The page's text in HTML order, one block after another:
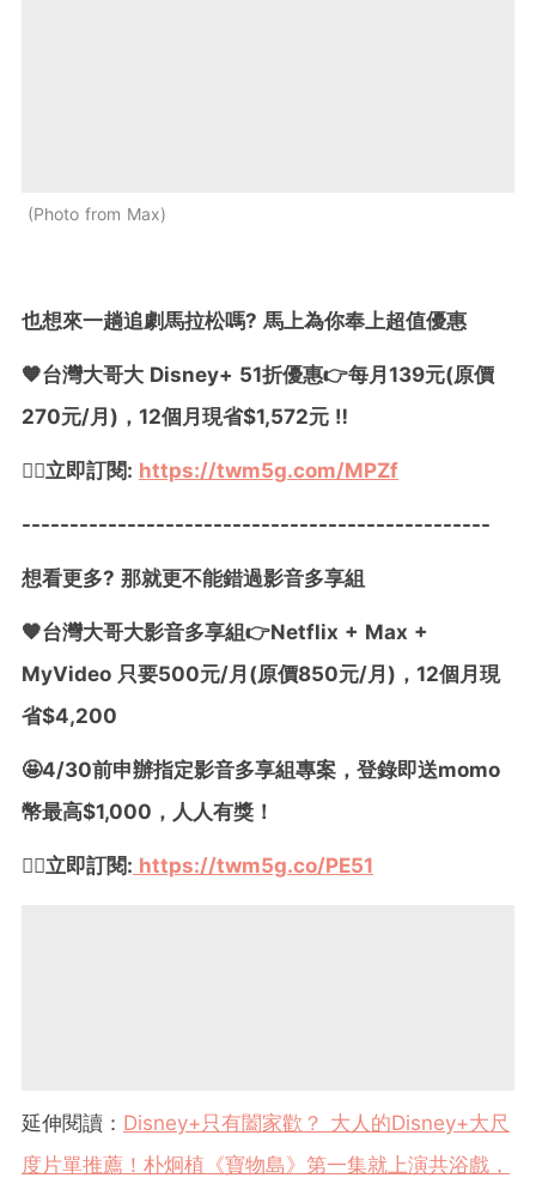
Photo from Max
也想來一趟追劇馬拉松嗎? 馬上為你奉上超值優惠
🧡台灣大哥大 Disney+ 51折優惠👉每月139元(原價
270元/月)，12個月現省$1,572元 ‼️
👉🏼立即訂閱: https://twm5g.com/MPZf
-------------------------------------------------
想看更多? 那就更不能錯過影音多享組
🧡台灣大哥大影音多享組👉Netflix + Max +
MyVideo 只要500元/月(原價850元/月)，12個月現
省$4,200
🤩4/30前申辦指定影音多享組專案，登錄即送momo
幣最高$1,000，人人有獎！
👉🏼立即訂閱: https://twm5g.co/PE51
延伸閱讀： Disney+只有闔家歡？ 大人的Disney+大尺
度片單推薦！朴炯植《寶物島》第一集就上演共浴戲，